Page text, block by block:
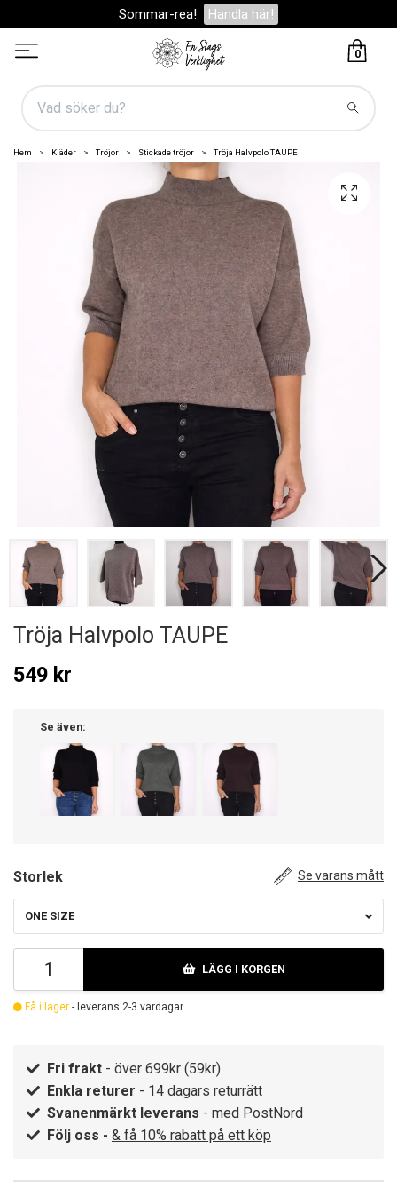
Sommar-rea! Handla här!
0
Hem Kläder Tröjor Stickade tröjor Tröja Halvpolo TAUPE
Tröja Halvpolo TAUPE
549 kr
Se även:
Storlek Se varans mått
ONE SIZE
LÄGG I KORGEN
Få i lager - leverans 2-3 vardagar
Fri frakt - över 699kr (59kr)
Enkla returer - 14 dagars returrätt
Svanenmärkt leverans - med PostNord
Följ oss - & få 10% rabatt på ett köp